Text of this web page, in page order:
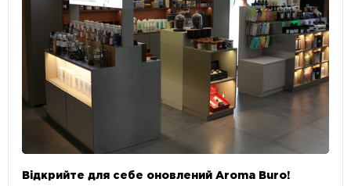
Відкрийте для себе оновлений Aroma Buro! ⠀